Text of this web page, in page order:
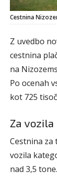
Cestnina
Z uvedbo
cestnina
na
Po ocenah
kot 725
Za vozila
Cestnina za
vozila
nad 3,5